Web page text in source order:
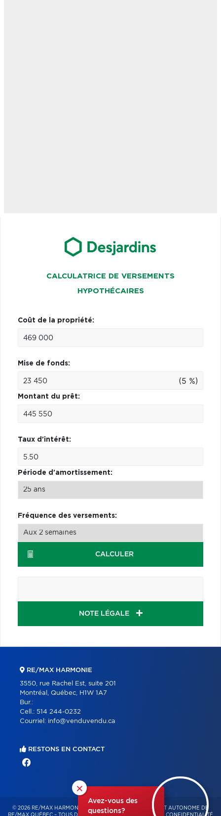
CALCULATRICE DE VERSEMENTS
HYPOTHÉCAIRES
Coût de la propriété:
Mise de fonds:
(5 %)
Montant du prêt:
Taux d'intérêt:
Période d'amortissement:
Fréquence des versements:
CALCULER
NOTE LÉGALE
×
Avez-vous des
questions?
RE/MAX HARMONIE
3550, rue Rachel Est, suite 201
Montréal, Québec, H1W 1A7
Bur.:
Cell.: 514 244-0232
Courriel: info@venduvendu.ca
RESTONS EN CONTACT
© 2026 RE/MAX HARMONIE – FRANCHISÉ INDÉPENDANT ET AUTONOME DE
RE/MAX QUÉBEC – TOUS DROITS RÉSERVÉS -
POLITIQUE DE CONFIDENTIALITÉ